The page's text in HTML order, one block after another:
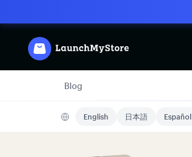
Blog
English 日本語 Español